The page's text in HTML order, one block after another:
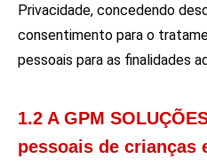
Privacidade, concedendo
consentimento para o
pessoais para as finalidades
1.2 A GPM
pessoais de crianças